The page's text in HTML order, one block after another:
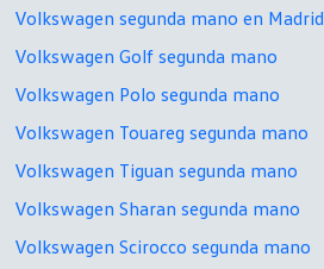
Volkswagen segunda mano en Madrid
Volkswagen Golf segunda mano
Volkswagen Polo segunda mano
Volkswagen Touareg segunda mano
Volkswagen Tiguan segunda mano
Volkswagen Sharan segunda mano
Volkswagen Scirocco segunda mano